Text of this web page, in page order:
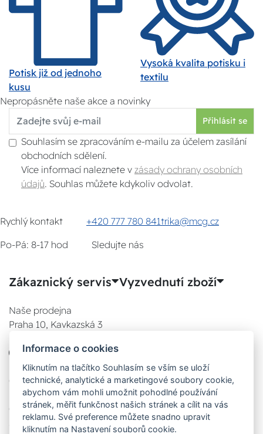
Potisk již od jednoho
kusu
Vysoká kvalita potisku i
textilu
Nepropásněte naše akce a novinky
Přihlásit se
Souhlasím se zpracováním e-mailu za účelem zasílání
obchodních sdělení.
Více informací naleznete v zásady ochrany osobních
údajů . Souhlas můžete kdykoliv odvolat.
Rychlý kontakt +420 777 780 841trika@mcg.cz
Po-Pá: 8-17 hod
Sledujte nás
Zákaznický servis Vyzvednutí zboží
Naše prodejna
Praha 10, Kavkazská 3
777 780 841
08:00 - 17:00
08:00 - 17:00
Informace o cookies
Kliknutím na tlačítko Souhlasím se vším se uloží
technické, analytické a marketingové soubory cookie,
abychom vám mohli umožnit pohodlné používání
stránek, měřit funkčnost našich stránek a cílit na vás
reklamu. Své preference můžete snadno upravit
kliknutím na Nastavení souborů cookie.